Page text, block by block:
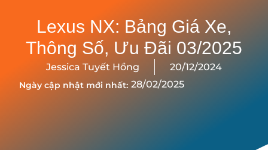
Lexus NX: Bảng Giá Xe,
Thông Số, Ưu Đãi 03/2025
Jessica Tuyết Hồng 20/12/2024
Ngày cập nhật mới nhất: 28/02/2025